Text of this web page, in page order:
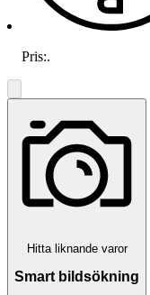
Pris:.
Hitta liknande varor
Smart bildsökning